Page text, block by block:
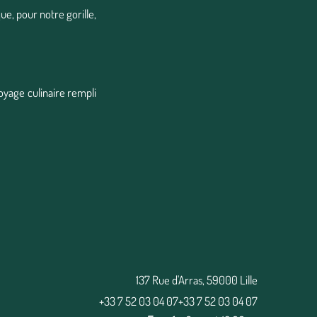
pour notre gorille,
culinaire rempli
137 Rue d'Arras, 59000 Lille
+33 7 52 03 04 07+33 7 52 03 04 07